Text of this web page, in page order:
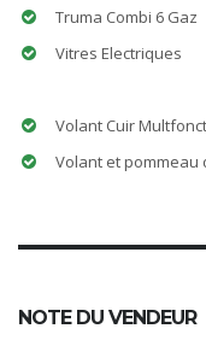
Truma Combi 6 Gaz
Vitres Electriques
Volant Cuir
Volant et pommeau
NOTE DU VENDEUR